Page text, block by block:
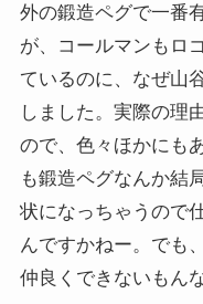
外の鍛造ペグで一番
が、コールマンもロ
ているのに、なぜ山
しました。実際の理
ので、色々ほかにも
も鍛造ペグなんか結
状になっちゃうので
んですかねー。でも
仲良くできないもん